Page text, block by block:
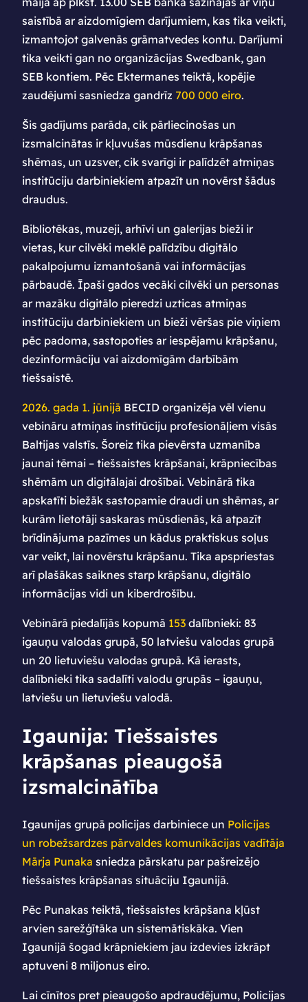
saistībā ar aizdomīgiem darījumiem, kas tika veikti,
izmantojot galvenās grāmatvedes kontu. Darījumi
tika veikti gan no organizācijas Swedbank, gan
SEB kontiem. Pēc Ektermanes teiktā, kopējie
zaudējumi sasniedza gandrīz 700 000 eiro.
Šis gadījums parāda, cik pārliecinošas un
izsmalcinātas ir kļuvušas mūsdienu krāpšanas
shēmas, un uzsver, cik svarīgi ir palīdzēt atmiņas
institūciju darbiniekiem atpazīt un novērst šādus
draudus.
Bibliotēkas, muzeji, arhīvi un galerijas bieži ir
vietas, kur cilvēki meklē palīdzību digitālo
pakalpojumu izmantošanā vai informācijas
pārbaudē. Īpaši gados vecāki cilvēki un personas
ar mazāku digitālo pieredzi uzticas atmiņas
institūciju darbiniekiem un bieži vēršas pie viņiem
pēc padoma, sastopoties ar iespējamu krāpšanu,
dezinformāciju vai aizdomīgām darbībām
tiešsaistē.
2026. gada 1. jūnijā BECID organizēja vēl vienu
vebināru atmiņas institūciju profesionāļiem visās
Baltijas valstīs. Šoreiz tika pievērsta uzmanība
jaunai tēmai – tiešsaistes krāpšanai, krāpniecības
shēmām un digitālajai drošībai. Vebinārā tika
apskatīti biežāk sastopamie draudi un shēmas, ar
kurām lietotāji saskaras mūsdienās, kā atpazīt
brīdinājuma pazīmes un kādus praktiskus soļus
var veikt, lai novērstu krāpšanu. Tika apspriestas
arī plašākas saiknes starp krāpšanu, digitālo
informācijas vidi un kiberdrošību.
Vebinārā piedalījās kopumā 153 dalībnieki: 83
igauņu valodas grupā, 50 latviešu valodas grupā
un 20 lietuviešu valodas grupā. Kā ierasts,
dalībnieki tika sadalīti valodu grupās – igauņu,
latviešu un lietuviešu valodā.
Igaunija: Tiešsaistes
krāpšanas pieaugošā
izsmalcinātība
Igaunijas grupā policijas darbiniece un Policijas
un robežsardzes pārvaldes komunikācijas vadītāja
Mārja Punaka sniedza pārskatu par pašreizējo
tiešsaistes krāpšanas situāciju Igaunijā.
Pēc Punakas teiktā, tiešsaistes krāpšana kļūst
arvien sarežģītāka un sistemātiskāka. Vien
Igaunijā šogad krāpniekiem jau izdevies izkrāpt
aptuveni 8 miljonus eiro.
Lai cīnītos pret pieaugošo apdraudējumu, Policijas